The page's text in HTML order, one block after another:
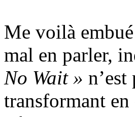
Me voilà
mal en parler,
No Wait » n’est
transformant